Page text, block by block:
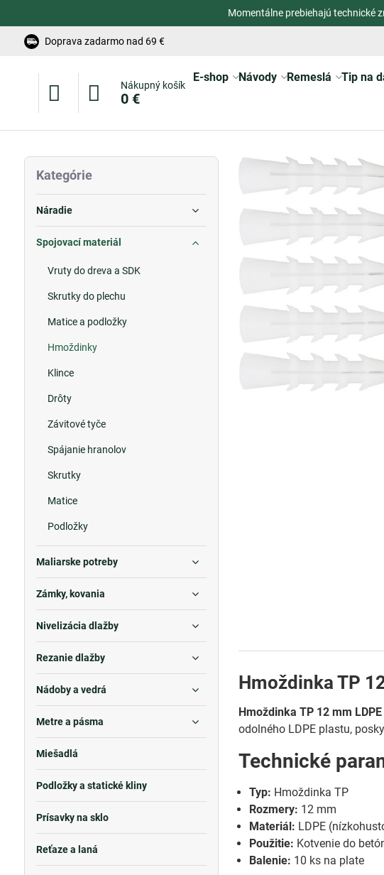
Momentálne prebiehajú technické
Doprava zadarmo nad 69 €
Nákupný košík
0 €
E-shop Návody Remeslá Tip na
Hmoždinka TP
Hmoždinka TP 12 mm
odolného LDPE plastu,
Technické
Typ: Hmoždinka TP
Rozmery: 12 mm
Materiál: LDPE
Použitie: Kotvenie do
Balenie: 10 ks na plate
Kategórie
Náradie
Spojovací materiál
Vruty do dreva a SDK
Skrutky do plechu
Matice a podložky
Hmoždinky
Klince
Drôty
Závitové tyče
Spájanie hranolov
Skrutky
Matice
Podložky
Maliarske potreby
Zámky, kovania
Nivelizácia dlažby
Rezanie dlažby
Nádoby a vedrá
Metre a pásma
Miešadlá
Podložky a statické kliny
Prísavky na sklo
Reťaze a laná